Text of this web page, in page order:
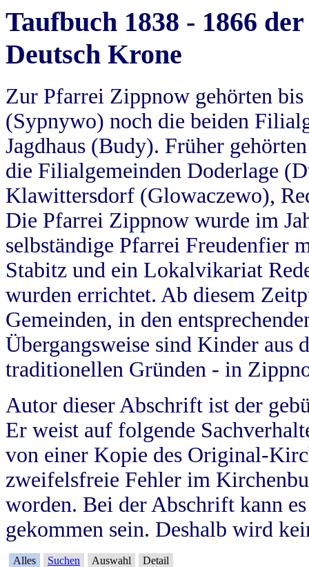
Taufbuch 1838 - 1866
Deutsch Krone
Zur Pfarrei Zippnow gehörten
(Sypnywo) noch die beiden
Jagdhaus (Budy). Früher
die Filialgemeinden Doderlage
Klawittersdorf (Glowaczewo),
Die Pfarrei Zippnow wurde im
selbständige Pfarrei Freudenfier
Stabitz und ein Lokalvikariat
wurden errichtet. Ab diesem
Gemeinden, in den
Übergangsweise sind Kinder aus
traditionellen Gründen - in
Autor dieser Abschrift ist der
Er weist auf folgende
von einer Kopie des Original-
zweifelsfreie Fehler im
worden. Bei der Abschrift kann
gekommen sein. Deshalb wird
Alles Suchen Auswahl Detail